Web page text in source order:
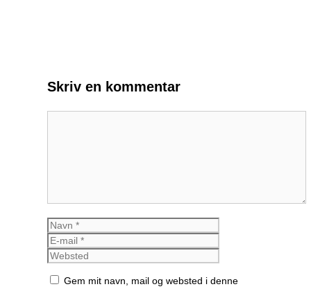
Skriv en kommentar
Navn
Gem mit navn, mail og websted i denne